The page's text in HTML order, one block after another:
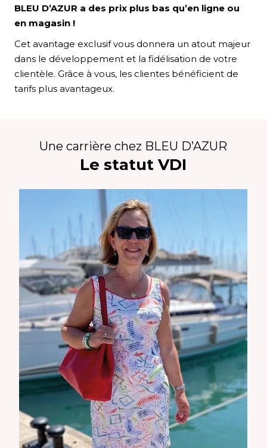
BLEU D’AZUR a des prix plus bas qu’en ligne ou
en magasin !
Cet avantage exclusif vous donnera un atout majeur
dans le développement et la fidélisation de votre
clientèle. Grâce à vous, les clientes bénéficient de
tarifs plus avantageux.
Une carrière chez BLEU D’AZUR
Le statut VDI